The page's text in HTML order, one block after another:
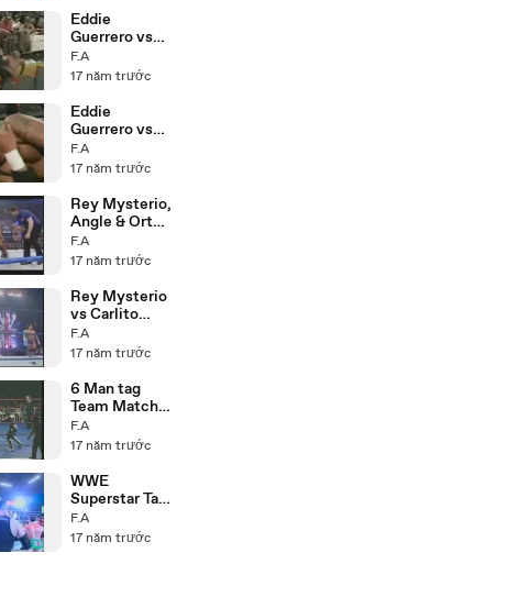
Eddie
Guerrero vs
Konnan
20.7.98
F.A
17 năm trước
Eddie
Guerrero vs
Juventud
13.8.98
F.A
17 năm trước
Rey Mysterio,
Angle & Orton
vs MNM &
Mark Henry
F.A
17 năm trước
Rey Mysterio
vs Carlito
14.10.04
F.A
17 năm trước
6 Man tag
Team Match
P1
F.A
17 năm trước
WWE
Superstar Talk
About WWE
Smackdown
F.A
17 năm trước